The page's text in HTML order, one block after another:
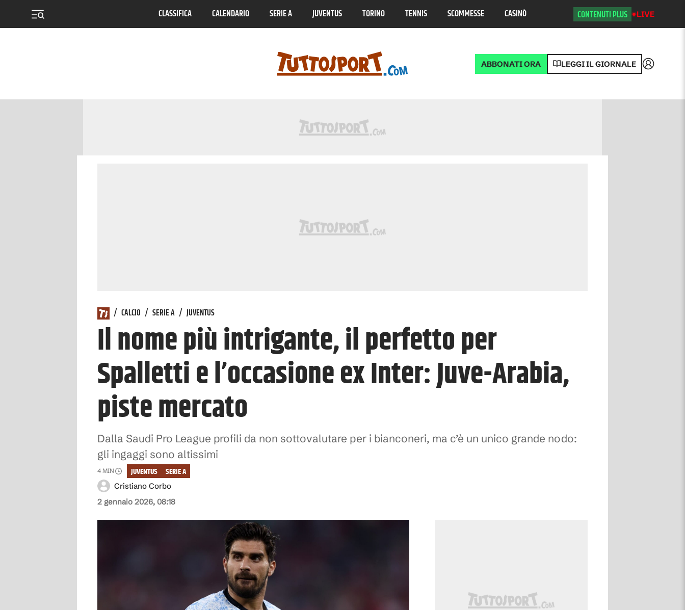
CLASSIFICA CALENDARIO SERIE A JUVENTUS TORINO TENNIS SCOMMESSE CASINÒ CONTENUTI PLUS LIVE
ABBONATI ORA LEGGI IL GIORNALE Accedi
/ CALCIO / SERIE A / JUVENTUS
Il nome più intrigante, il perfetto per
Spalletti e l’occasione ex Inter: Juve-Arabia,
piste mercato
Dalla Saudi Pro League profili da non sottovalutare per i bianconeri, ma c’è un unico grande nodo:
gli ingaggi sono altissimi
2 gennaio 2026, 08:18
Cristiano Corbo
4 MIN SERIE A
JUVENTUS